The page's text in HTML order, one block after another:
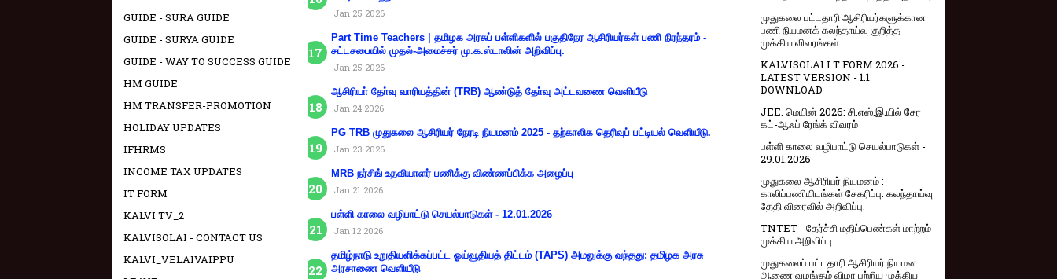
Jan 25 2026
Part Time Teachers | தமிழக அரசுப் பள்ளிகளில் பகுதிநேர ஆசிரியர்கள் பணி நிரந்தரம் -
சட்டசபையில் முதல்-அமைச்சர் மு.க.ஸ்டாலின் அறிவிப்பு.
Jan 25 2026
ஆசிரியா் தோ்வு வாரியத்தின் (TRB) ஆண்டுத் தோ்வு அட்டவணை வெளியீடு
Jan 24 2026
PG TRB முதுகலை ஆசிரியர் நேரடி நியமனம் 2025 - தற்காலிக தெரிவுப் பட்டியல் வெளியீடு.
Jan 23 2026
MRB நர்சிங் உதவியாளர் பணிக்கு விண்ணப்பிக்க அழைப்பு
Jan 21 2026
பள்ளி காலை வழிபாட்டு செயல்பாடுகள் - 12.01.2026
Jan 12 2026
தமிழ்நாடு உறுதியளிக்கப்பட்ட ஓய்வூதியத் திட்டம் (TAPS) அமலுக்கு வந்தது: தமிழக அரசு
அரசாணை வெளியீடு
GUIDE - SURA GUIDE
GUIDE - SURYA GUIDE
GUIDE - WAY TO SUCCESS GUIDE
HM GUIDE
HM TRANSFER-PROMOTION
HOLIDAY UPDATES
IFHRMS
INCOME TAX UPDATES
IT FORM
KALVI TV_2
KALVISOLAI - CONTACT US
KALVI_VELAIVAIPPU
முதுகலை பட்டதாரி ஆசிரியர்களுக்கான
பணி நியமனக் கலந்தாய்வு குறித்த
முக்கிய விவரங்கள்
KALVISOLAI I.T FORM 2026 -
LATEST VERSION - 1.1
DOWNLOAD
JEE. மெயின் 2026: சி.எஸ்.இ.யில் சேர
கட்-ஆஃப் ரேங்க் விவரம்
பள்ளி காலை வழிபாட்டு செயல்பாடுகள் -
29.01.2026
முதுகலை ஆசிரியர் நியமனம் :
காலிப்பணியிடங்கள் சேகரிப்பு. கலந்தாய்வு
தேதி விரைவில் அறிவிப்பு.
TNTET - தேர்ச்சி மதிப்பெண்கள் மாற்றம்
முக்கிய அறிவிப்பு
முதுகலைப் பட்டதாரி ஆசிரியர் நியமன
ஆணை வழங்கும் விழா பற்றிய முக்கிய